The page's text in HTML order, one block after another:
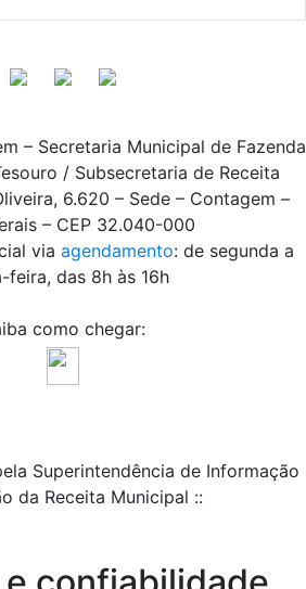
– Secretaria Municipal de Fazenda
/ Subsecretaria de Receita
6.620 – Sede – Contagem –
– CEP 32.040-000
via agendamento: de segunda a
feira, das 8h às 16h
como chegar:
Superintendência de Informação
da Receita Municipal ::